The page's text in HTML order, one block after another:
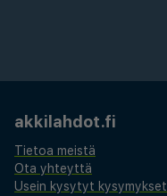
akkilahdot.fi
Tietoa meistä
Ota yhteyttä
Usein kysytyt kysymykset